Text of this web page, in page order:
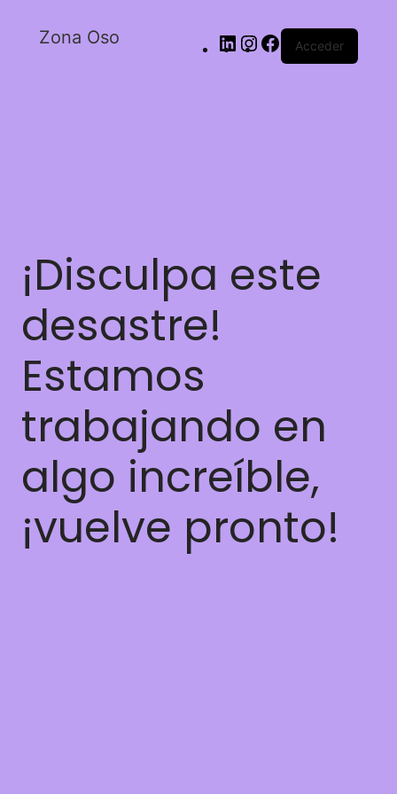
Zona Oso Acceder
¡Disculpa este
desastre!
Estamos
trabajando en
algo increíble,
¡vuelve pronto!